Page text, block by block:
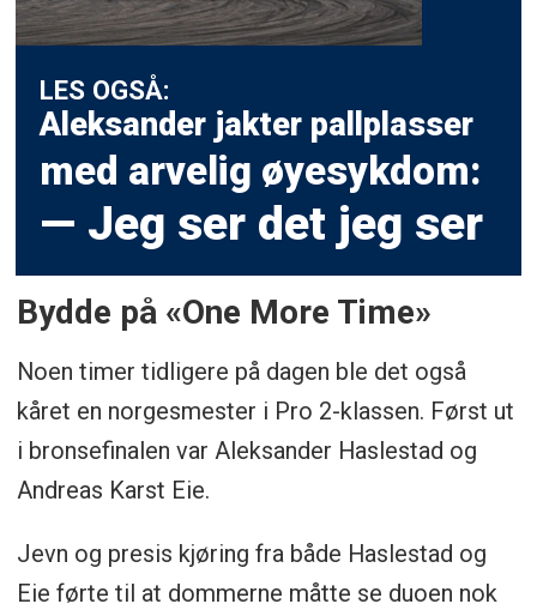
LES OGSÅ:
Aleksander jakter pallplasser
med arvelig øyesykdom:
— Jeg ser det jeg ser
Bydde på «One More Time»
Noen timer tidligere på dagen ble det også
kåret en norgesmester i Pro 2-klassen. Først ut
i bronsefinalen var Aleksander Haslestad og
Andreas Karst Eie.
Jevn og presis kjøring fra både Haslestad og
Eie førte til at dommerne måtte se duoen nok